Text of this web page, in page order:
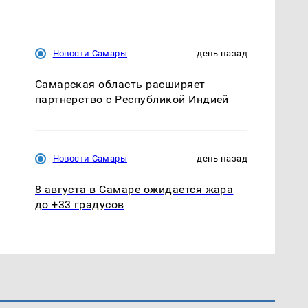
Новости Самары день назад
Самарская область расширяет
партнерство с Республикой Индией
Новости Самары день назад
8 августа в Самаре ожидается жара
до +33 градусов